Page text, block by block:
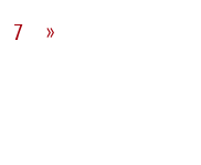
7 »